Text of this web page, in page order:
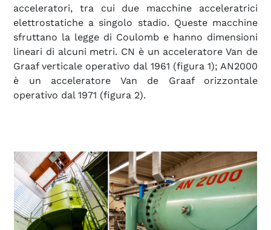
acceleratori, tra cui due macchine acceleratrici
elettrostatiche a singolo stadio. Queste macchine
sfruttano la legge di Coulomb e hanno dimensioni
lineari di alcuni metri. CN è un acceleratore Van de
Graaf verticale operativo dal 1961 (figura 1); AN2000
è un acceleratore Van de Graaf orizzontale
operativo dal 1971 (figura 2).